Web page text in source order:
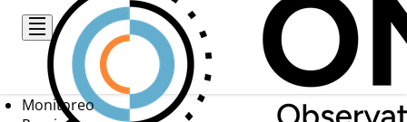
Pasar
contenido
principal
Monitoreo